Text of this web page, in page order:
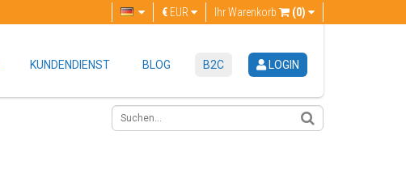
Ihr Warenkorb (0)
€ EUR
KUNDENDIENST BLOG B2C LOGIN